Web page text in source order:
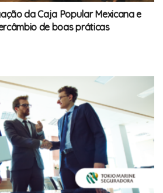
da Caja Popular Mexicana e
de boas práticas